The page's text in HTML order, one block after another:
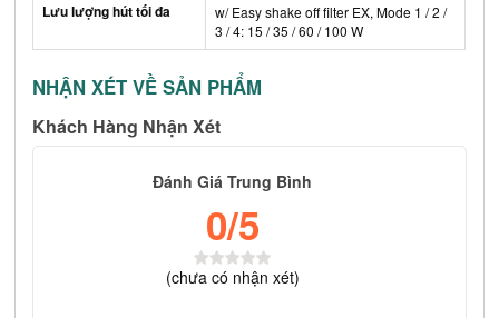
Lưu lượng hút tối đa
w/ Easy shake off filter EX, Mode 1 / 2 /
3 / 4: 15 / 35 / 60 / 100 W
NHẬN XÉT VỀ SẢN PHẨM
Khách Hàng Nhận Xét
Đánh Giá Trung Bình
0/5
(chưa có nhận xét)